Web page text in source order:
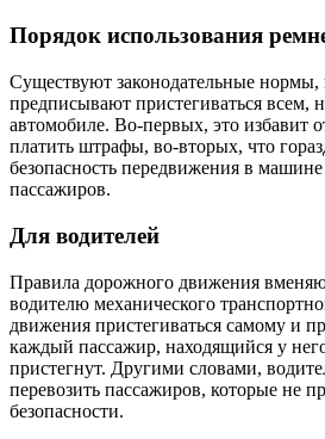
Порядок использования
Существуют законодательные нормы,
предписывают пристегиваться всем,
автомобиле. Во-первых, это избавит
платить штрафы, во-вторых, что
безопасность передвижения в
пассажиров.
Для водителей
Правила дорожного движения
водителю механического
движения пристегиваться самому и
каждый пассажир, находящийся у
пристегнут. Другими словами,
перевозить пассажиров, которые не
безопасности.